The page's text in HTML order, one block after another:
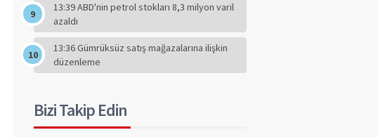
13:39 ABD'nin petrol stokları 8,3 milyon varil
azaldı
13:36 Gümrüksüz satış mağazalarına ilişkin
düzenleme
Bizi Takip Edin
ABBAS GÜÇLÜ
Eğitim Ciddi Bir
Meseledir. Ayaküstü
Konuşulmaz!..
F.ALPER GÜLTEPE